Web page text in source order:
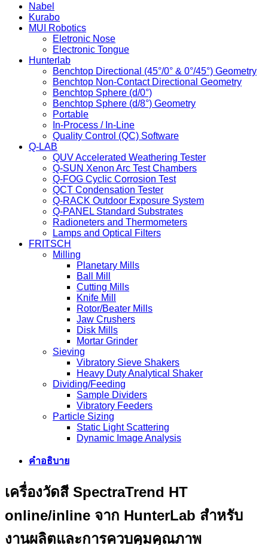
Nabel
Kurabo
MUI Robotics
Eletronic Nose
Electronic Tongue
Hunterlab
Benchtop Directional (45°/0° & 0°/45°) Geometry
Benchtop Non-Contact Directional Geometry
Benchtop Sphere (d/0°)
Benchtop Sphere (d/8°) Geometry
Portable
In-Process / In-Line
Quality Control (QC) Software
Q-LAB
QUV Accelerated Weathering Tester
Q-SUN Xenon Arc Test Chambers
Q-FOG Cyclic Corrosion Test
QCT Condensation Tester
Q-RACK Outdoor Exposure System
Q-PANEL Standard Substrates
Radioneters and Thermometers
Lamps and Optical Filters
FRITSCH
Milling
Planetary Mills
Ball Mill
Cutting Mills
Knife Mill
Rotor/Beater Mills
Jaw Crushers
Disk Mills
Mortar Grinder
Sieving
Vibratory Sieve Shakers
Heavy Duty Analytical Shaker
Dividing/Feeding
Sample Dividers
Vibratory Feeders
Particle Sizing
Static Light Scattering
Dynamic Image Analysis
คำอธิบาย
เครื่องวัดสี SpectraTrend HT
online/inline จาก HunterLab สำหรับ
งานผลิตและการควบคุมคุณภาพ